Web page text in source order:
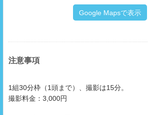
Google Mapsで表示
注意事項
1組30分枠（1頭まで）、撮影は15分。
撮影料金：3,000円